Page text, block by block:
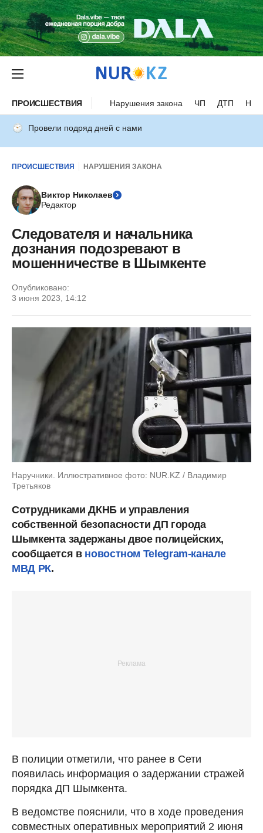
ПРОИСШЕСТВИЯ Нарушения закона ЧП ДТП
Провели подряд дней с нами
ПРОИСШЕСТВИЯ НАРУШЕНИЯ ЗАКОНА
Виктор Николаев
Редактор
Следователя и начальника
дознания подозревают в
мошенничестве в Шымкенте
Опубликовано:
3 июня 2023, 14:12
Наручники. Иллюстративное фото: NUR.KZ / Владимир
Третьяков
Сотрудниками ДКНБ и управления
собственной безопасности ДП города
Шымкента задержаны двое полицейских,
сообщается в новостном Telegram-канале
МВД РК.
В полиции отметили, что ранее в Сети
появилась информация о задержании стражей
порядка ДП Шымкента.
В ведомстве пояснили, что в ходе проведения
совместных оперативных мероприятий 2 июня